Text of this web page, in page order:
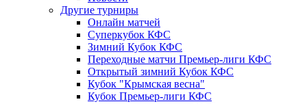
Другие турниры
Онлайн матчей
Суперкубок КФС
Зимний Кубок КФС
Переходные матчи Премьер-лиги КФС
Открытый зимний Кубок КФС
Кубок "Крымская весна"
Кубок Премьер-лиги КФС